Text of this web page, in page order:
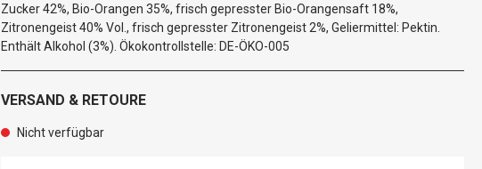
Zucker 42%, Bio-Orangen 35%, frisch gepresster Bio-Orangensaft 18%,
Zitronengeist 40% Vol., frisch gepresster Zitronengeist 2%, Geliermittel: Pektin.
Enthält Alkohol (3%). Ökokontrollstelle: DE-ÖKO-005
VERSAND & RETOURE
Nicht verfügbar